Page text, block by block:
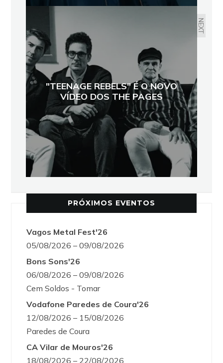
NEXT
"TEENAGE REBELS" É O NOVO
VÍDEO DOS THE PAGES
PRÓXIMOS EVENTOS
Vagos Metal Fest'26
05/08/2026 – 09/08/2026
Bons Sons'26
06/08/2026 – 09/08/2026
Cem Soldos - Tomar
Vodafone Paredes de Coura'26
12/08/2026 – 15/08/2026
Paredes de Coura
CA Vilar de Mouros'26
18/08/2026 – 22/08/2026